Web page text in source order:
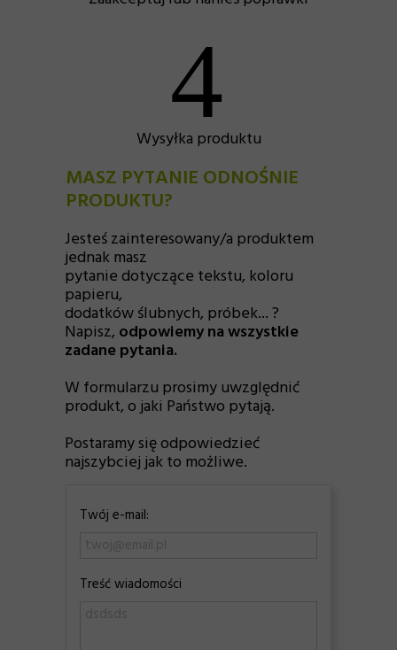
MASZ PYTANIE ODNOŚNIE
PRODUKTU?
Jesteś zainteresowany/a produktem
jednak masz
pytanie dotyczące tekstu, koloru
papieru,
dodatków ślubnych, próbek... ?
Napisz, odpowiemy na wszystkie
zadane pytania.
W formularzu prosimy uwzględnić
produkt, o jaki Państwo pytają.
Postaramy się odpowiedzieć
najszybciej jak to możliwe.
Twój e-mail:
Treść wiadomości
Wysyłka produktu
4